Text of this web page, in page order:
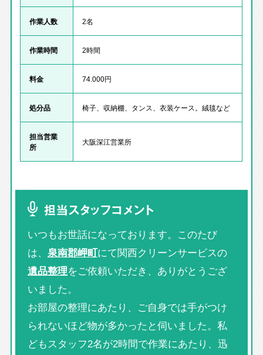
作業人数 2名
作業時間 2時間
料金 74.000円
処分品 椅子、収納棚、タンス、衣装ケース。絨毯など
担当営業
所
大阪深江営業所
担当スタッフコメント
いつもお世話になっております。このたび
は、 泉南郡岬町にて関西クリーンサービスの
遺品整理をご依頼いただき、ありがとうござ
いました。
お部屋の整理にあたり、ご自身では手がつけ
られないほど物が多かったと伺いました。私
どもスタッフ2名が2時間で作業にあたり、迅